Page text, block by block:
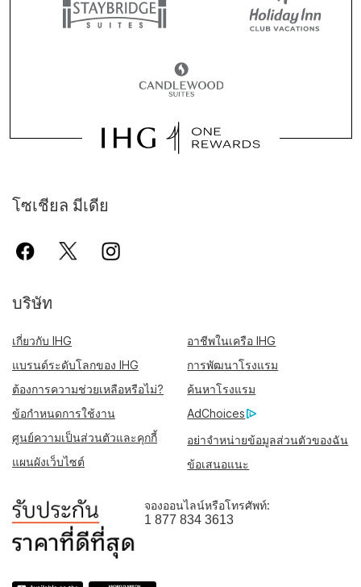
โซเชียล มีเดีย
บริษัท
เกี่ยวกับ IHG
อาชีพในเครือ IHG
แบรนด์ระดับโลกของ IHG
การพัฒนาโรงแรม
ต้องการความช่วยเหลือหรือไม่?
ค้นหาโรงแรม
ข้อกำหนดการใช้งาน
AdChoices
ศูนย์ความเป็นส่วนตัวและคุกกี้
อย่าจำหน่ายข้อมูลส่วนตัวของฉัน
แผนผังเว็บไซต์
ข้อเสนอแนะ
จองออนไลน์หรือโทรศัพท์:
1 877 834 3613